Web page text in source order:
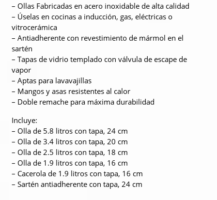
– Ollas Fabricadas en acero inoxidable de alta calidad
– Úselas en cocinas a inducción, gas, eléctricas o
vitrocerámica
– Antiadherente con revestimiento de mármol en el
sartén
– Tapas de vidrio templado con válvula de escape de
vapor
– Aptas para lavavajillas
– Mangos y asas resistentes al calor
– Doble remache para máxima durabilidad
Incluye:
– Olla de 5.8 litros con tapa, 24 cm
– Olla de 3.4 litros con tapa, 20 cm
– Olla de 2.5 litros con tapa, 18 cm
– Olla de 1.9 litros con tapa, 16 cm
– Cacerola de 1.9 litros con tapa, 16 cm
– Sartén antiadherente con tapa, 24 cm